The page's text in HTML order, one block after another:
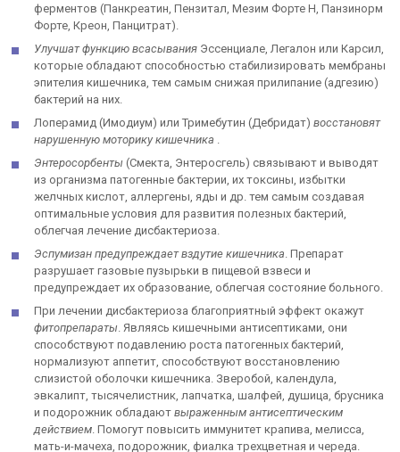
ферментов (Панкреатин, Пензитал, Мезим Форте Н, Панзинорм
Форте, Креон, Панцитрат).
Улучшат функцию всасывания Эссенциале, Легалон или Карсил,
которые обладают способностью стабилизировать мембраны
эпителия кишечника, тем самым снижая прилипание (адгезию)
бактерий на них.
Лоперамид (Имодиум) или Тримебутин (Дебридат)восстановят
нарушенную моторику кишечника .
Энтеросорбенты (Смекта, Энтеросгель) связывают и выводят
из организма патогенные бактерии, их токсины, избытки
желчных кислот, аллергены, яды и др. тем самым создавая
оптимальные условия для развития полезных бактерий,
облегчая лечение дисбактериоза.
Эспумизан предупреждает вздутие кишечника. Препарат
разрушает газовые пузырьки в пищевой взвеси и
предупреждает их образование, облегчая состояние больного.
При лечении дисбактериоза благоприятный эффект окажут
фитопрепараты. Являясь кишечными антисептиками, они
способствуют подавлению роста патогенных бактерий,
нормализуют аппетит, способствуют восстановлению
слизистой оболочки кишечника. Зверобой, календула,
эвкалипт, тысячелистник, лапчатка, шалфей, душица, брусника
и подорожник обладаютвыраженным антисептическим
действием. Помогут повысить иммунитет крапива, мелисса,
мать-и-мачеха, подорожник, фиалка трехцветная и череда.